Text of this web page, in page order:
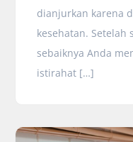
dianjurkan karena
kesehatan. Setelah
sebaiknya Anda
istirahat […]